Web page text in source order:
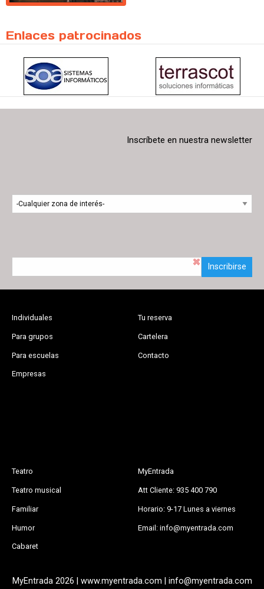
Enlaces patrocinados
Inscríbete en nuestra newsletter
Inscribirse
Individuales
Para grupos
Para escuelas
Empresas
Tu reserva
Cartelera
Contacto
Teatro
Teatro musical
Familiar
Humor
Cabaret
MyEntrada
Att Cliente: 935 400 790
Horario: 9-17 Lunes a viernes
Email: info@myentrada.com
MyEntrada 2026 | www.myentrada.com | info@myentrada.com